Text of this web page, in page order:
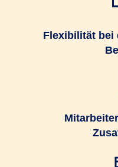
Flexibilität bei